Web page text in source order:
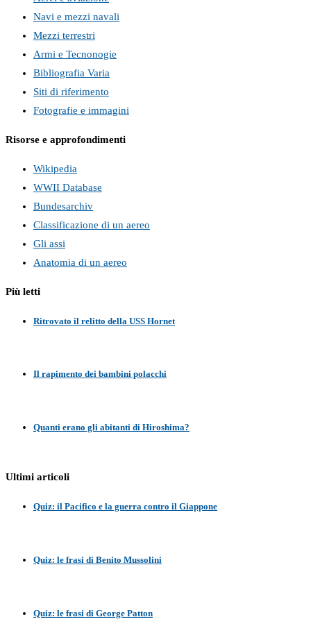
Navi e mezzi navali
Mezzi terrestri
Armi e Tecnonogie
Bibliografia Varia
Siti di riferimento
Fotografie e immagini
Risorse e approfondimenti
Wikipedia
WWII Database
Bundesarchiv
Classificazione di un aereo
Gli assi
Anatomia di un aereo
Più letti
Ritrovato il relitto della USS Hornet
Il rapimento dei bambini polacchi
Quanti erano gli abitanti di Hiroshima?
Ultimi articoli
Quiz: il Pacifico e la guerra contro il Giappone
Quiz: le frasi di Benito Mussolini
Quiz: le frasi di George Patton